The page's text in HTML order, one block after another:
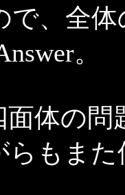
、全体
。
体の問
らもま